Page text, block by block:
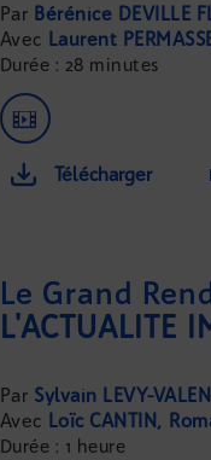
Bérénice DEVILLE
Laurent
Durée : 28 minutes
Télécharger
Le Grand
Sylvain LEVY-
Loïc CANTIN
Durée : 1 heure